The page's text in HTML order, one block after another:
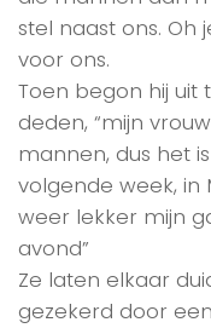
stel naast ons. Oh
voor ons.
Toen begon hij uit
deden, “mijn
mannen, dus het
volgende week, in
weer lekker mijn
avond”
Ze laten elkaar
gezekerd door